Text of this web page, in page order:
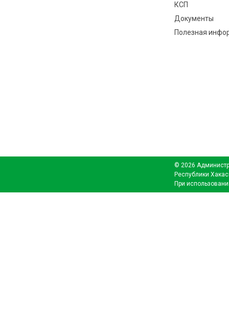
КСП
Документы
Полезная
© 2026
Республики
При